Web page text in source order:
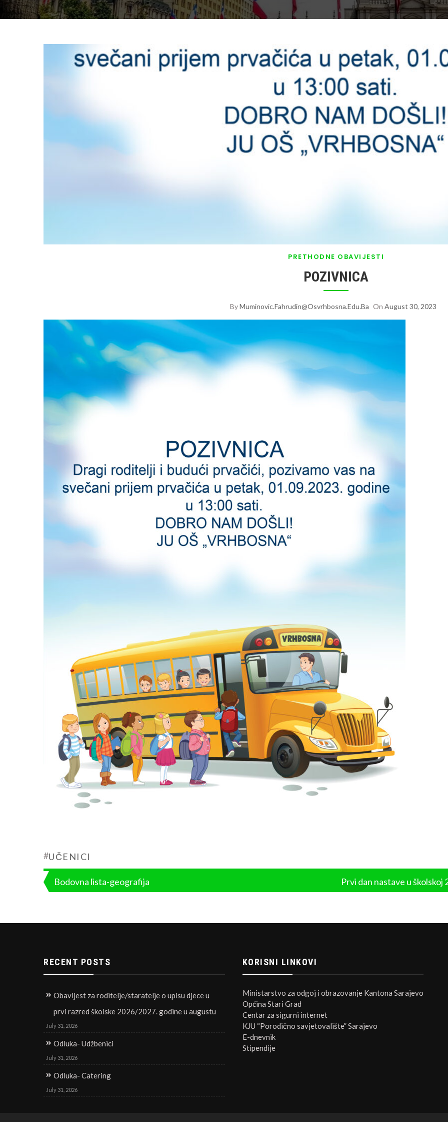
PRETHODNE OBAVIJESTI
POZIVNICA
ByMuminovic.fahrudin@osvrhbosna.edu.ba On August 30, 2023
#UČENICI
Post
Bodovna lista-geografija Prvi dan nastave u
RECENT POSTS
Obavijest za roditelje/staratelje o upisu djece u
prvi razred školske 2026/2027. godine u augustu
July 31, 2026
Odluka- Udžbenici
July 31, 2026
Odluka- Catering
July 31, 2026
KORISNI LINKOVI
Ministarstvo za odgoj i obrazovanje Kantona Sarajevo
Općina Stari Grad
Centar za sigurni internet
KJU “Porodično savjetovalište” Sarajevo
E-dnevnik
Stipendije